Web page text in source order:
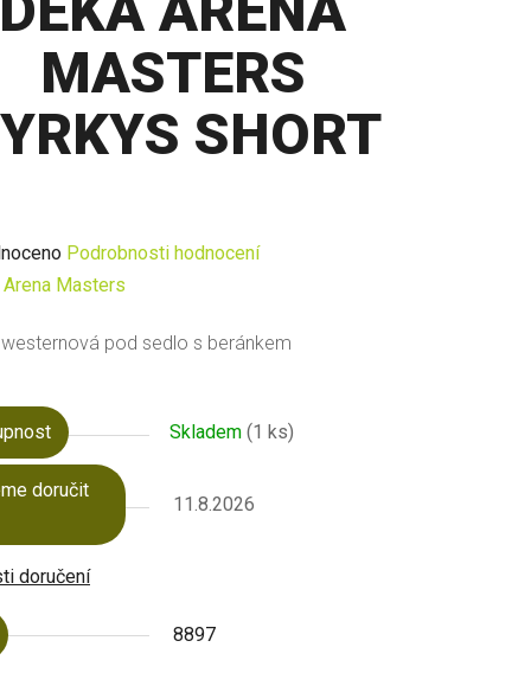
MASTERS
SHORT
Podrobnosti hodnocení
Arena Masters
westernová pod sedlo s beránkem
Skladem (1 ks)
doručit
11.8.2026
doručení
8897